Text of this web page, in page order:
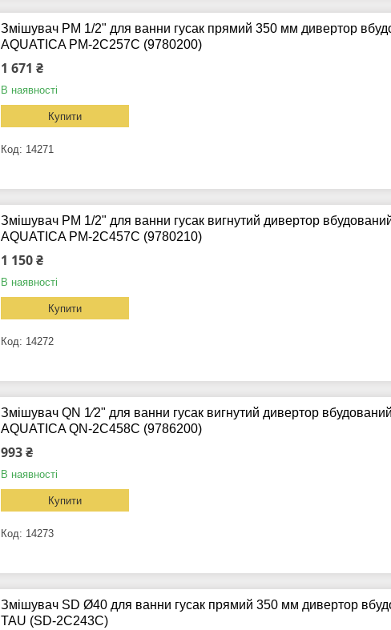
Змішувач PM 1/2" для ванни гусак прямий 350 мм дивертор
AQUATICA PM-2C257C (9780200)
1 671 ₴
В наявності
Купити
14271
Змішувач PM 1/2" для ванни гусак вигнутий дивертор
AQUATICA PM-2C457C (9780210)
1 150 ₴
В наявності
Купити
14272
Змішувач QN 1⁄2" для ванни гусак вигнутий дивертор
AQUATICA QN-2C458C (9786200)
993 ₴
В наявності
Купити
14273
Змішувач SD Ø40 для ванни гусак прямий 350 мм дивертор
TAU (SD-2C243C)